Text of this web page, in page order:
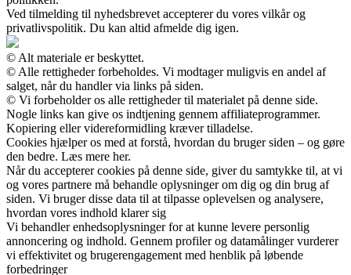
Ved tilmelding til nyhedsbrevet accepterer du vores vilkår og
privatlivspolitik. Du kan altid afmelde dig igen.
© Alt materiale er beskyttet.
© Alle rettigheder forbeholdes. Vi modtager muligvis en andel af
salget, når du handler via links på siden.
© Vi forbeholder os alle rettigheder til materialet på denne side.
Nogle links kan give os indtjening gennem affiliateprogrammer.
Kopiering eller videreformidling kræver tilladelse.
Cookies hjælper os med at forstå, hvordan du bruger siden – og gøre
den bedre. Læs mere her.
Når du accepterer cookies på denne side, giver du samtykke til, at vi
og vores partnere må behandle oplysninger om dig og din brug af
siden. Vi bruger disse data til at tilpasse oplevelsen og analysere,
hvordan vores indhold klarer sig
Vi behandler enhedsoplysninger for at kunne levere personlig
annoncering og indhold. Gennem profiler og datamålinger vurderer
vi effektivitet og brugerengagement med henblik på løbende
forbedringer